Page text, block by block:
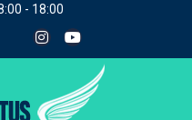
- 18:00